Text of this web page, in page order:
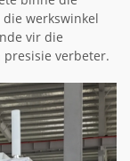
werkswinkel
vir die
verbeter.